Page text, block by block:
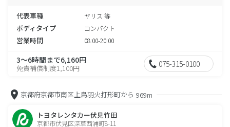
代表車種 ヤリス 等
ボディタイプ コンパクト
営業時間 08:00-20:00
3～6時間まで6,160円
免責補償制度1,100円 075-315-0100
京都府京都市南区上鳥羽火打形町から 969m
トヨタレンタカー伏見竹田
京都市伏見区深草西浦町8-11